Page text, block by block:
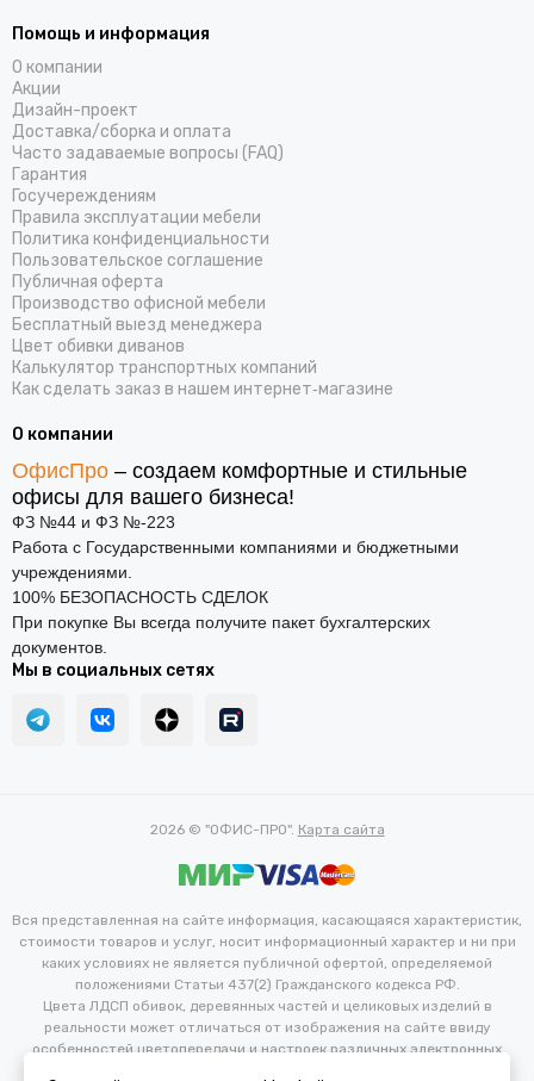
Помощь и информация
О компании
Акции
Дизайн-проект
Доставка/cборка и оплата
Часто задаваемые вопросы (FAQ)
Гарантия
Госучереждениям
Правила эксплуатации мебели
Политика конфиденциальности
Пользовательское соглашение
Публичная оферта
Производство офисной мебели
Бесплатный выезд менеджера
Цвет обивки диванов
Калькулятор транспортных компаний
Как сделать заказ в нашем интернет‑магазине
О компании
ОфисПро – создаем комфортные и стильные
офисы для вашего бизнеса!
ФЗ №44 и ФЗ №-223
Работа с Государственными компаниями и бюджетными
учреждениями.
100% БЕЗОПАСНОСТЬ СДЕЛОК
При покупке Вы всегда получите пакет бухгалтерских
документов.
Мы в социальных сетях
2026 © "ОФИС-ПРО". Карта сайта
Вся представленная на сайте информация, касающаяся характеристик,
стоимости товаров и услуг, носит информационный характер и ни при
каких условиях не является публичной офертой, определяемой
положениями Статьи 437(2) Гражданского кодекса РФ.
Цвета ЛДСП обивок, деревянных частей и целиковых изделий в
реальности может отличаться от изображения на сайте ввиду
особенностей цветопередачи и настроек различных электронных